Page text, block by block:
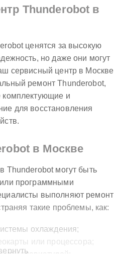
Thunderobot в
ценятся за высокую
но даже они могут
сервисный центр в Москве
ремонт Thunderobot,
комплектующие и
для восстановления
в Москве
Thunderobot могут быть
программными
выполняют ремонт
такие проблемы, как:
охлаждения;
или процессора;
клавиатурой;